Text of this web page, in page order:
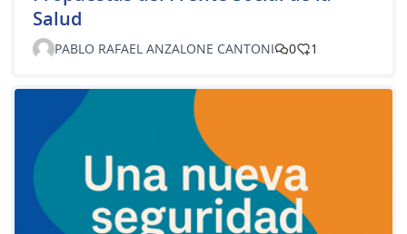
Salud
PABLO RAFAEL ANZALONE CANTONI 0 1